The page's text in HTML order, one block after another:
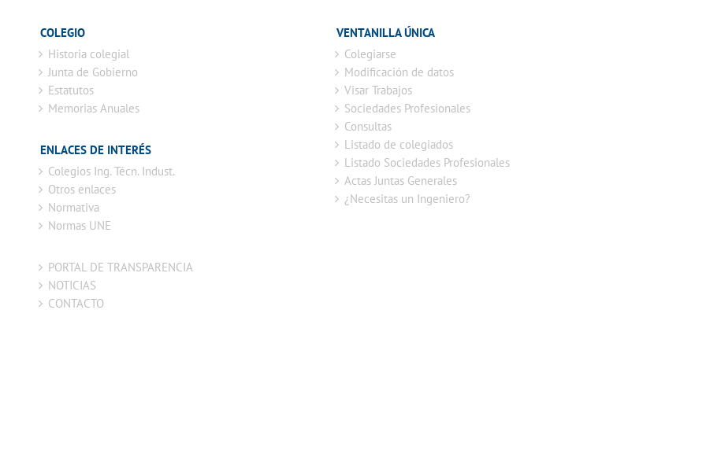
COLEGIO
Historia colegial
Junta de Gobierno
Estatutos
Memorias Anuales
ENLACES DE INTERÉS
Colegios Ing. Técn. Indust.
Otros enlaces
Normativa
Normas UNE
PORTAL DE TRANSPARENCIA
NOTICIAS
CONTACTO
VENTANILLA ÚNICA
Colegiarse
Modificación de datos
Visar Trabajos
Sociedades Profesionales
Consultas
Listado de colegiados
Listado Sociedades Profesionales
Actas Juntas Generales
¿Necesitas un Ingeniero?